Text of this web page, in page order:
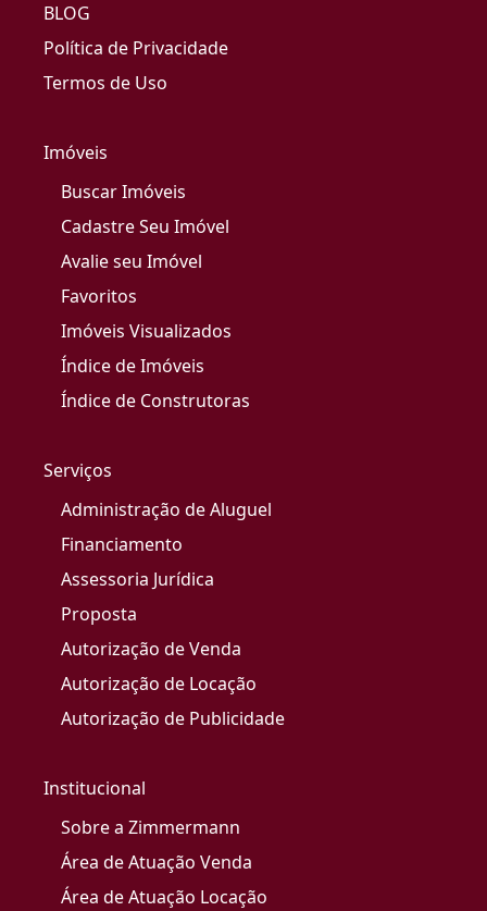
BLOG
Política de Privacidade
Termos de Uso
Imóveis
Buscar Imóveis
Cadastre Seu Imóvel
Avalie seu Imóvel
Favoritos
Imóveis Visualizados
Índice de Imóveis
Índice de Construtoras
Serviços
Administração de Aluguel
Financiamento
Assessoria Jurídica
Proposta
Autorização de Venda
Autorização de Locação
Autorização de Publicidade
Institucional
Sobre a Zimmermann
Área de Atuação Venda
Área de Atuação Locação